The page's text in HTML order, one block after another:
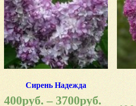
Сирень Надежда
400руб.– 3700руб.